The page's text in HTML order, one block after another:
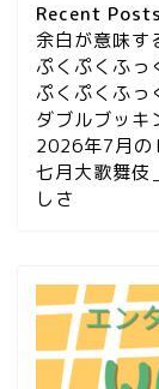
Recent Posts
余白が意味
ぷくぷくふ
ぷくぷくふ
ダブルブッキ
2026年7月の
七月大歌舞伎
しさ